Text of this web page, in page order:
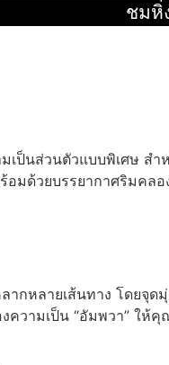
ชมหิ่
ป็นส่วนตัวแบบพิเศษ ส
อมด้วยบรรยากาศริม
ากหลายเส้นทาง โดย
ามเป็น “อัมพวา” ให้